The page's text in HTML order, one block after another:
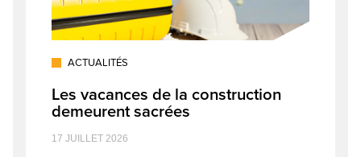
ACTUALITÉS
Les vacances de la construction
demeurent sacrées
17 JUILLET 2026